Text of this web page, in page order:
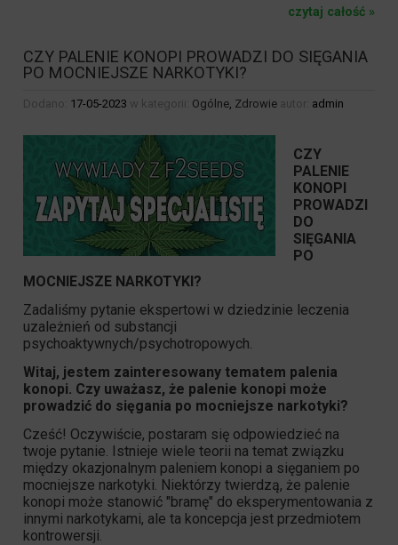
czytaj całość »
CZY PALENIE KONOPI PROWADZI DO SIĘGANIA
PO MOCNIEJSZE NARKOTYKI?
Dodano: 17-05-2023 w kategorii: Ogólne, Zdrowie autor: admin
CZY
PALENIE
KONOPI
PROWADZI
DO
SIĘGANIA
PO
MOCNIEJSZE NARKOTYKI?
Zadaliśmy pytanie ekspertowi w dziedzinie leczenia
uzależnień od substancji
psychoaktywnych/psychotropowych.
Witaj, jestem zainteresowany tematem palenia
konopi. Czy uważasz, że palenie konopi może
prowadzić do sięgania po mocniejsze narkotyki?
Cześć! Oczywiście, postaram się odpowiedzieć na
twoje pytanie. Istnieje wiele teorii na temat związku
między okazjonalnym paleniem konopi a sięganiem po
mocniejsze narkotyki. Niektórzy twierdzą, że palenie
konopi może stanowić "bramę" do eksperymentowania z
innymi narkotykami, ale ta koncepcja jest przedmiotem
kontrowersji.